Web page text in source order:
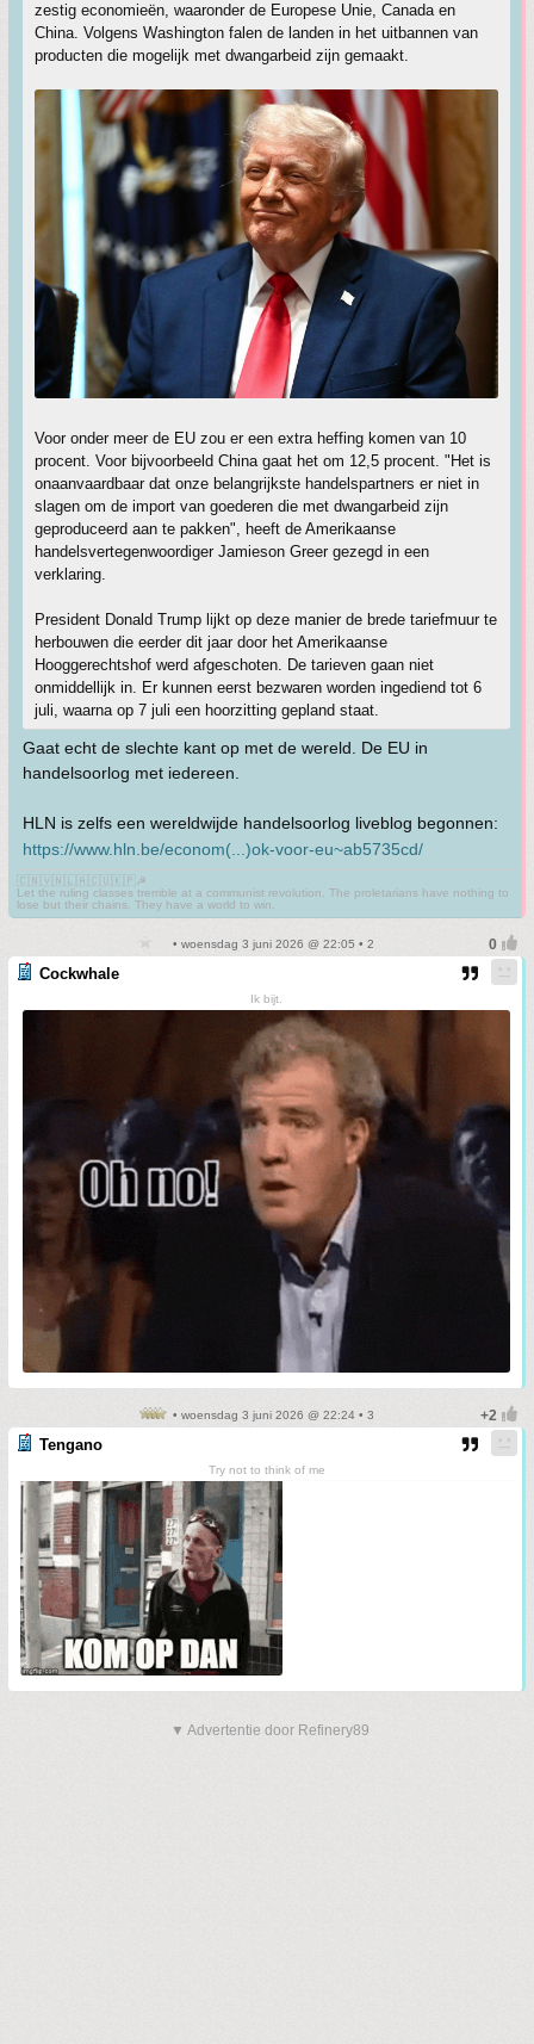
zestig economieën, waaronder de Europese Unie, Canada en
China. Volgens Washington falen de landen in het uitbannen van
producten die mogelijk met dwangarbeid zijn gemaakt.
Voor onder meer de EU zou er een extra heffing komen van 10
procent. Voor bijvoorbeeld China gaat het om 12,5 procent. "Het is
onaanvaardbaar dat onze belangrijkste handelspartners er niet in
slagen om de import van goederen die met dwangarbeid zijn
geproduceerd aan te pakken", heeft de Amerikaanse
handelsvertegenwoordiger Jamieson Greer gezegd in een
verklaring.
President Donald Trump lijkt op deze manier de brede tariefmuur te
herbouwen die eerder dit jaar door het Amerikaanse
Hooggerechtshof werd afgeschoten. De tarieven gaan niet
onmiddellijk in. Er kunnen eerst bezwaren worden ingediend tot 6
juli, waarna op 7 juli een hoorzitting gepland staat.
Gaat echt de slechte kant op met de wereld. De EU in
handelsoorlog met iedereen.
HLN is zelfs een wereldwijde handelsoorlog liveblog begonnen:
https://www.hln.be/econom(...)ok-voor-eu~ab5735cd/
🇨🇳🇻🇳🇱🇦🇨🇺🇰🇵☭
Let the ruling classes tremble at a communist revolution. The proletarians have nothing to
lose but their chains. They have a world to win.
• woensdag 3 juni 2026 @ 22:05 • 2
Cockwhale
Ik bijt.
• woensdag 3 juni 2026 @ 22:24 • 3
Tengano
Try not to think of me
▼ Advertentie door Refinery89